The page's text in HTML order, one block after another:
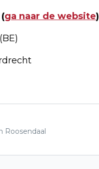
ga naar de website)
Roosendaal